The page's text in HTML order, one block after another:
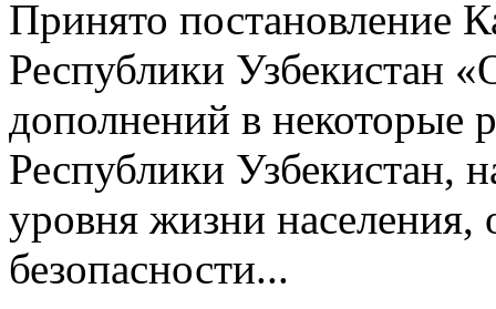
Принято постановление
Республики Узбекистан
дополнений в некоторые
Республики Узбекистан,
уровня жизни населения,
безопасности...